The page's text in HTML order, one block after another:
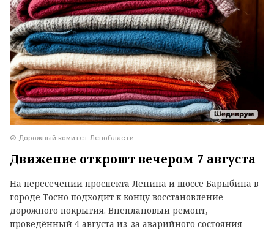
© Дорожный комитет Ленобласти
Движение откроют вечером 7 августа
На пересечении проспекта Ленина и шоссе Барыбина в
городе Тосно подходит к концу восстановление
дорожного покрытия. Внеплановый ремонт,
проведённый 4 августа из-за аварийного состояния